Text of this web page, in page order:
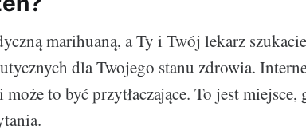
marihuaną, a Ty i Twój lekarz
dla Twojego stanu zdrowia.
to być przytłaczające. To jest miejsce,